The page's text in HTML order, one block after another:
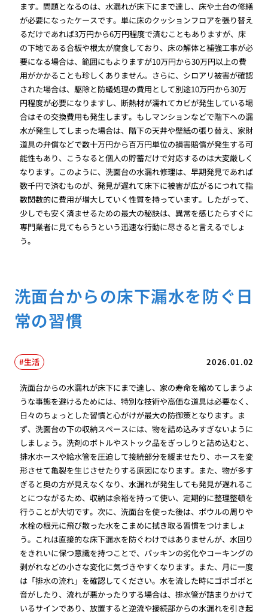
ます。問題となるのは、水漏れが床下にまで達し、床や土台の修繕
が必要になったケースです。単に床のクッションフロアを張り替え
るだけであれば3万円から6万円程度で済むこともありますが、床
の下地である合板や根太が腐食しており、床の解体と補強工事が必
要になる場合は、範囲にもよりますが10万円から30万円以上の費
用がかかることも珍しくありません。さらに、シロアリ被害が確認
された場合は、駆除と防蟻処理の費用として別途10万円から30万
円程度が必要になりますし、断熱材が濡れてカビが発生している場
合はその交換費用も発生します。もしマンションなどで階下への漏
水が発生してしまった場合は、階下の天井や壁紙の張り替え、家財
道具の弁償などで数十万円から百万円単位の損害賠償が発生する可
能性もあり、こうなると個人の貯蓄だけで対応するのは大変厳しく
なります。このように、洗面台の水漏れ修理は、早期発見であれば
数千円で済むものが、発見が遅れて床下に被害が広がるにつれて指
数関数的に費用が増大していく性質を持っています。したがって、
少しでも安く済ませるための最大の秘訣は、異常を感じたらすぐに
専門業者に見てもらうという迅速な行動に尽きると言えるでしょ
う。
洗面台からの床下漏水を防ぐ日
常の習慣
2026.01.02
生活
洗面台からの水漏れが床下にまで達し、家の寿命を縮めてしまうよ
うな事態を避けるためには、特別な技術や高価な道具は必要なく、
日々のちょっとした習慣と心がけが最大の防御策となります。ま
ず、洗面台の下の収納スペースには、物を詰め込みすぎないように
しましょう。洗剤のボトルやストック品をぎっしりと詰め込むと、
排水ホースや給水管を圧迫して接続部分を緩ませたり、ホースを変
形させて亀裂を生じさせたりする原因になります。また、物が多す
ぎると奥の方が見えなくなり、水漏れが発生しても発見が遅れるこ
とにつながるため、収納は余裕を持って使い、定期的に整理整頓を
行うことが大切です。次に、洗面台を使った後は、ボウルの周りや
水栓の根元に飛び散った水をこまめに拭き取る習慣をつけましょ
う。これは直接的な床下漏水を防ぐわけではありませんが、水回り
をきれいに保つ意識を持つことで、パッキンの劣化やコーキングの
剥がれなどの小さな変化に気づきやすくなります。また、月に一度
は「排水の流れ」を確認してください。水を流した時にゴボゴボと
音がしたり、流れが悪かったりする場合は、排水管が詰まりかけて
いるサインであり、放置すると逆流や接続部からの水漏れを引き起